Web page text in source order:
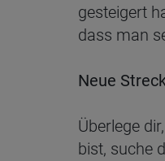
gesteigert
dass man
Neue
Überlege
bist, suche